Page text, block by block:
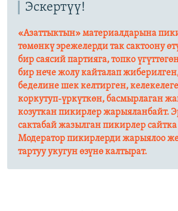
Эскертүү!
«Азаттыктын» материалдарына
төмөнкү эрежелерди так сактоону
бир саясий партияга, топко
бир нече жолу кайталап
беделине шек келтирген,
коркутуп-үркүткөн, басмырлаган
козуткан пикирлер жарыяланбайт.
сактабай жазылган пикирлер
Модератор пикирлерди жарыялоо
тартуу укугун өзүнө калтырат.​